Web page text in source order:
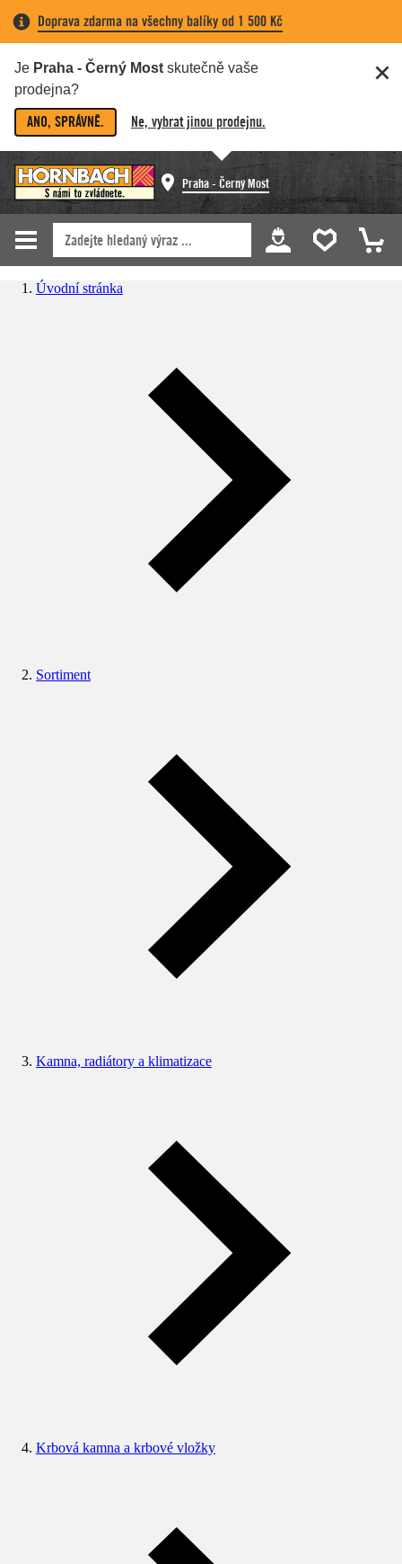
Doprava zdarma na všechny balíky od 1 500 Kč
Je Praha - Černý Most skutečně vaše
prodejna?
ANO, SPRÁVNĚ. Ne, vybrat jinou prodejnu.
Praha - Černý Most
Úvodní stránka
Sortiment
Kamna, radiátory a klimatizace
Krbová kamna a krbové vložky